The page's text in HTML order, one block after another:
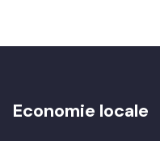
Economie locale